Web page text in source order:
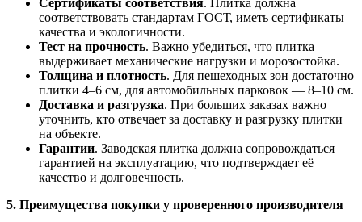
соответствовать стандартам ГОСТ, иметь сертификаты
качества и экологичности.
Тест на прочность. Важно убедиться, что плитка
выдерживает механические нагрузки и морозостойка.
Толщина и плотность. Для пешеходных зон достаточно
плитки 4–6 см, для автомобильных парковок — 8–10 см.
Доставка и разгрузка. При больших заказах важно
уточнить, кто отвечает за доставку и разгрузку плитки
на объекте.
Гарантии. Заводская плитка должна сопровождаться
гарантией на эксплуатацию, что подтверждает её
качество и долговечность.
5. Преимущества покупки у проверенного производителя